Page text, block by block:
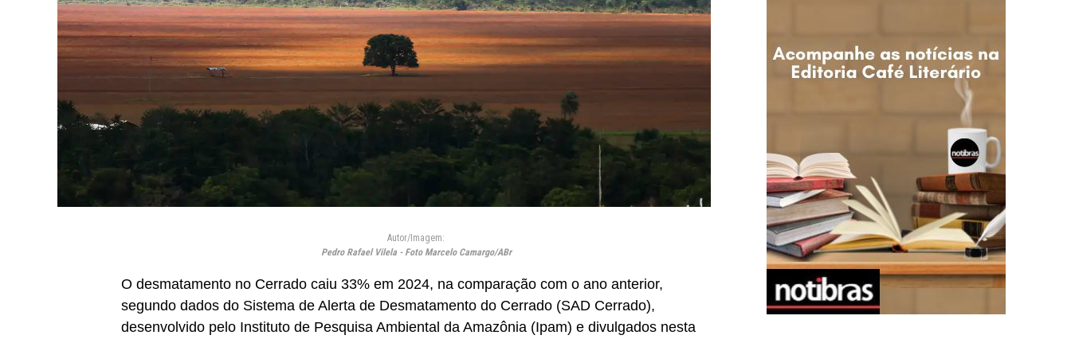
Autor/Imagem:
Pedro Rafael Vilela - Foto Marcelo Camargo/ABr
O desmatamento no Cerrado caiu 33% em 2024, na comparação com o ano anterior,
segundo dados do Sistema de Alerta de Desmatamento do Cerrado (SAD Cerrado),
desenvolvido pelo Instituto de Pesquisa Ambiental da Amazônia (Ipam) e divulgados nesta